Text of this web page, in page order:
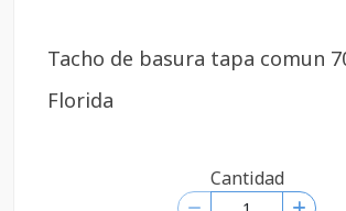
Tacho de basura tapa comun
Florida
Cantidad